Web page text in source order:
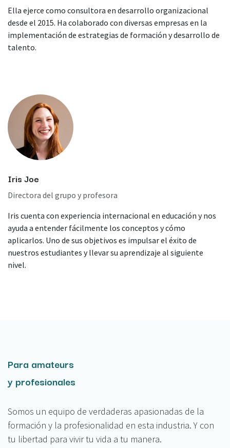
Ella ejerce como consultora en desarrollo organizacional
desde el 2015. Ha colaborado con diversas empresas en la
implementación de estrategias de formación y desarrollo de
talento.
Iris Joe
Directora del grupo y profesora
Iris cuenta con experiencia internacional en educación y nos
ayuda a entender fácilmente los conceptos y cómo
aplicarlos. Uno de sus objetivos es impulsar el éxito de
nuestros estudiantes y llevar su aprendizaje al siguiente
nivel.
Para amateurs
y profesionales
Somos un equipo de verdaderas apasionadas de la
formación y la profesionalidad en esta industria. Y con
tu libertad para vivir tu vida a tu manera.